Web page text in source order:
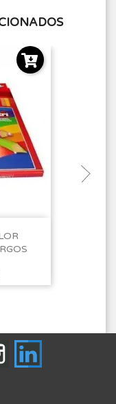
Instagram